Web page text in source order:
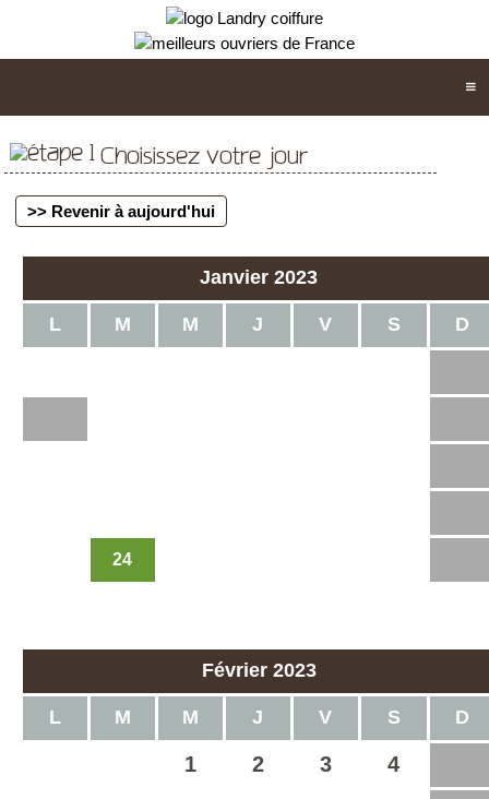
Choisissez votre jour
>> Revenir à aujourd'hui
Janvier 2023
L M M J V S D
24
Février 2023
L M M J V S D
1 2 3 4